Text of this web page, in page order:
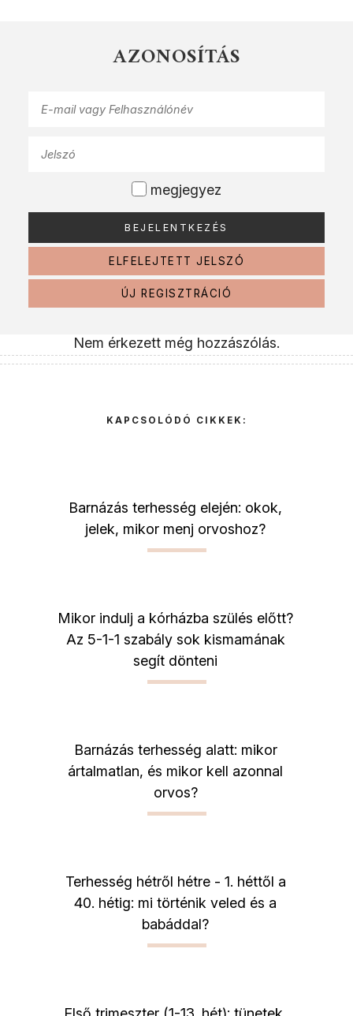
AZONOSÍTÁS
megjegyez
ELFELEJTETT JELSZÓ
ÚJ REGISZTRÁCIÓ
Nem érkezett még hozzászólás.
KAPCSOLÓDÓ CIKKEK:
Barnázás terhesség elején: okok,
jelek, mikor menj orvoshoz?
Mikor indulj a kórházba szülés előtt?
Az 5-1-1 szabály sok kismamának
segít dönteni
Barnázás terhesség alatt: mikor
ártalmatlan, és mikor kell azonnal
orvos?
Terhesség hétről hétre - 1. héttől a
40. hétig: mi történik veled és a
babáddal?